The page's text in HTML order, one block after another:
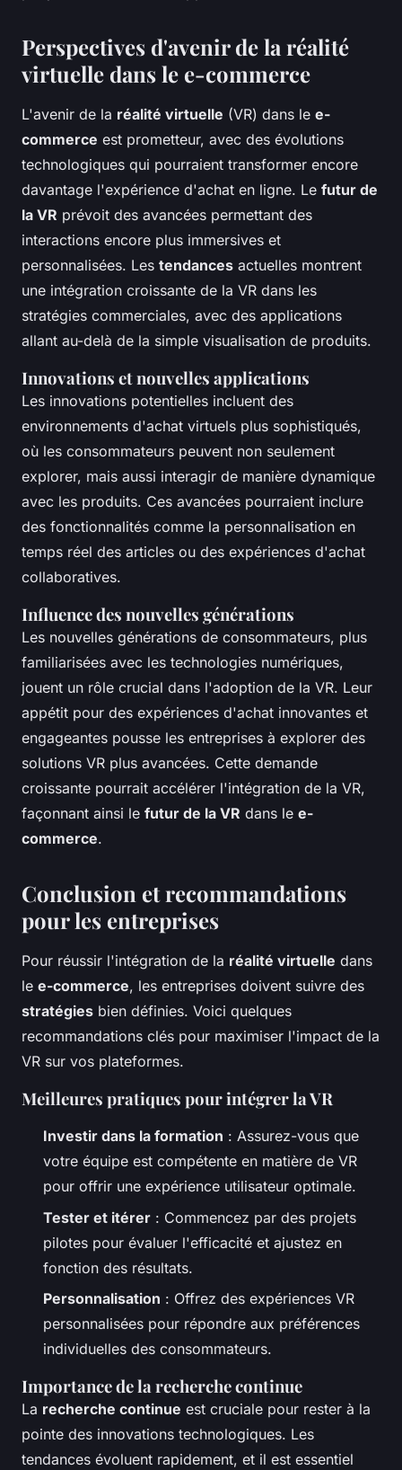
Perspectives d'avenir de la réalité
virtuelle dans le e-commerce
L'avenir de la réalité virtuelle (VR) dans le e-
commerce est prometteur, avec des évolutions
technologiques qui pourraient transformer encore
davantage l'expérience d'achat en ligne. Le futur de
la VR prévoit des avancées permettant des
interactions encore plus immersives et
personnalisées. Les tendances actuelles montrent
une intégration croissante de la VR dans les
stratégies commerciales, avec des applications
allant au-delà de la simple visualisation de produits.
Innovations et nouvelles applications
Les innovations potentielles incluent des
environnements d'achat virtuels plus sophistiqués,
où les consommateurs peuvent non seulement
explorer, mais aussi interagir de manière dynamique
avec les produits. Ces avancées pourraient inclure
des fonctionnalités comme la personnalisation en
temps réel des articles ou des expériences d'achat
collaboratives.
Influence des nouvelles générations
Les nouvelles générations de consommateurs, plus
familiarisées avec les technologies numériques,
jouent un rôle crucial dans l'adoption de la VR. Leur
appétit pour des expériences d'achat innovantes et
engageantes pousse les entreprises à explorer des
solutions VR plus avancées. Cette demande
croissante pourrait accélérer l'intégration de la VR,
façonnant ainsi le futur de la VR dans le e-
commerce.
Conclusion et recommandations
pour les entreprises
Pour réussir l'intégration de la réalité virtuelle dans
le e-commerce, les entreprises doivent suivre des
stratégies bien définies. Voici quelques
recommandations clés pour maximiser l'impact de la
VR sur vos plateformes.
Meilleures pratiques pour intégrer la VR
Investir dans la formation : Assurez-vous que
votre équipe est compétente en matière de VR
pour offrir une expérience utilisateur optimale.
Tester et itérer : Commencez par des projets
pilotes pour évaluer l'efficacité et ajustez en
fonction des résultats.
Personnalisation : Offrez des expériences VR
personnalisées pour répondre aux préférences
individuelles des consommateurs.
Importance de la recherche continue
La recherche continue est cruciale pour rester à la
pointe des innovations technologiques. Les
tendances évoluent rapidement, et il est essentiel